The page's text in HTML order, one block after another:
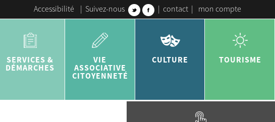
Accessibilité | Suivez-nous | contact | mon compte
SERVICES &
DÉMARCHES
VIE
ASSOCIATIVE
CITOYENNETÉ
CULTURE TOURISME